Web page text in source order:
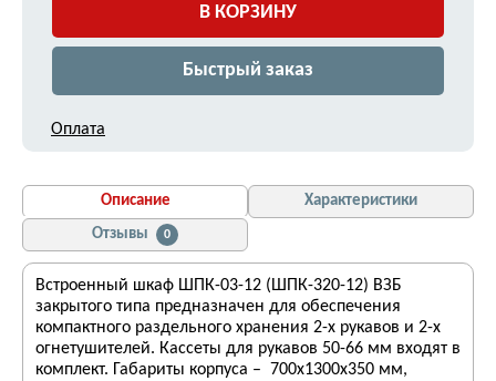
В КОРЗИНУ
Быстрый заказ
Оплата
Описание
Характеристики
Отзывы
0
Встроенный шкаф ШПК-03-12 (ШПК-320-12) ВЗБ
закрытого типа предназначен для обеспечения
компактного раздельного хранения 2-х рукавов и 2-х
огнетушителей. Кассеты для рукавов 50-66 мм входят в
комплект. Габариты корпуса – 700х1300х350 мм,